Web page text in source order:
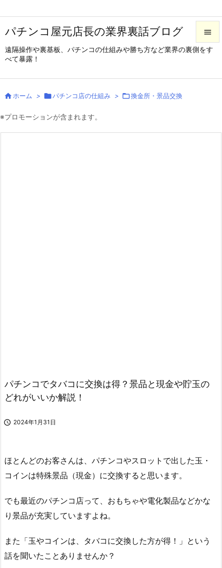
パチンコ屋元店長の業界裏話ブログ
遠隔操作や裏基板、パチンコの仕組みや勝ち方など業界の裏側をす
べて暴露！



 ホーム > パチンコ店の仕組み > 換金所・景品交換
※プロモーションが含まれます。
パチンコでタバコに交換は得？景品と現金や貯玉の
どれがいいか解説！
 2024年1月31日
ほとんどのお客さんは、パチンコやスロットで出した玉・
コインは特殊景品（現金）に交換すると思います。
でも最近のパチンコ店って、おもちゃや電化製品などかな
り景品が充実していますよね。
また「玉やコインは、タバコに交換した方が得！」という
話を聞いたことありませんか？